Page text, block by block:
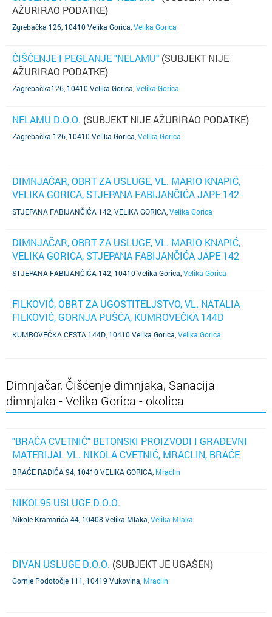
AŽURIRAO PODATKE)
Zgrebačka 126, 10410 Velika Gorica Velika Gorica
ČIŠĆENJE I PEGLANJE "NELAMU" (SUBJEKT NIJE
AŽURIRAO PODATKE)
Zagrebačka126, 10410 Velika Gorica Velika Gorica
NELAMU D.O.O. (SUBJEKT NIJE AŽURIRAO PODATKE)
Zagrebačka 126, 10410 Velika Gorica Velika Gorica
DIMNJAČAR, OBRT ZA USLUGE, VL. MARIO KNAPIĆ,
VELIKA GORICA, STJEPANA FABIJANČIĆA JAPE 142
(SUBJEKT JE UGAŠEN)
STJEPANA FABIJANČIĆA 142, VELIKA GORICA Velika Gorica
DIMNJAČAR, OBRT ZA USLUGE, VL. MARIO KNAPIĆ,
VELIKA GORICA, STJEPANA FABIJANČIĆA JAPE 142
(SUBJEKT JE UGAŠEN)
STJEPANA FABIJANČIĆA 142, 10410 Velika Gorica Velika Gorica
FILKOVIĆ, OBRT ZA UGOSTITELJSTVO, VL. NATALIA
FILKOVIĆ, GORNJA PUŠĆA, KUMROVEČKA 144D
(SUBJEKT JE UGAŠEN)
KUMROVEČKA CESTA 144D, 10410 Velika Gorica Velika Gorica
Dimnjačar, Čišćenje dimnjaka, Sanacija
dimnjaka - Velika Gorica - okolica
"BRAĆA CVETNIĆ" BETONSKI PROIZVODI I GRAĐEVNI
MATERIJAL VL. NIKOLA CVETNIĆ, MRACLIN, BRAĆE
RADIĆA 94
BRAĆE RADIĆA 94, 10410 VELIKA GORICA Mraclin
NIKOL95 USLUGE D.O.O.
Nikole Kramarića 44, 10408 Velika Mlaka Velika Mlaka
DIVAN USLUGE D.O.O. (SUBJEKT JE UGAŠEN)
Gornje Podotočje 111, 10419 Vukovina Mraclin